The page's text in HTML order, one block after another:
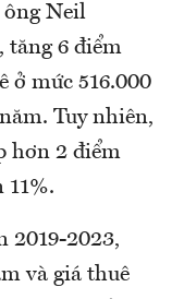
ông Neil
tăng 6 điểm
ở mức 516.000
Tuy nhiên,
hơn 2 điểm
2019-2023,
và giá thuê